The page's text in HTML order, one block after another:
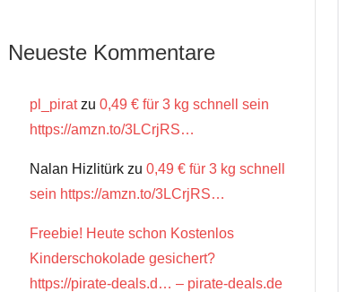
Neueste Kommentare
pl_piratzu 0,49 € für 3 kg schnell sein
https://amzn.to/3LCrjRS…
Nalan Hizlitürk zu 0,49 € für 3 kg schnell
sein https://amzn.to/3LCrjRS…
Freebie! Heute schon Kostenlos
Kinderschokolade gesichert?
https://pirate-deals.d… – pirate-deals.de